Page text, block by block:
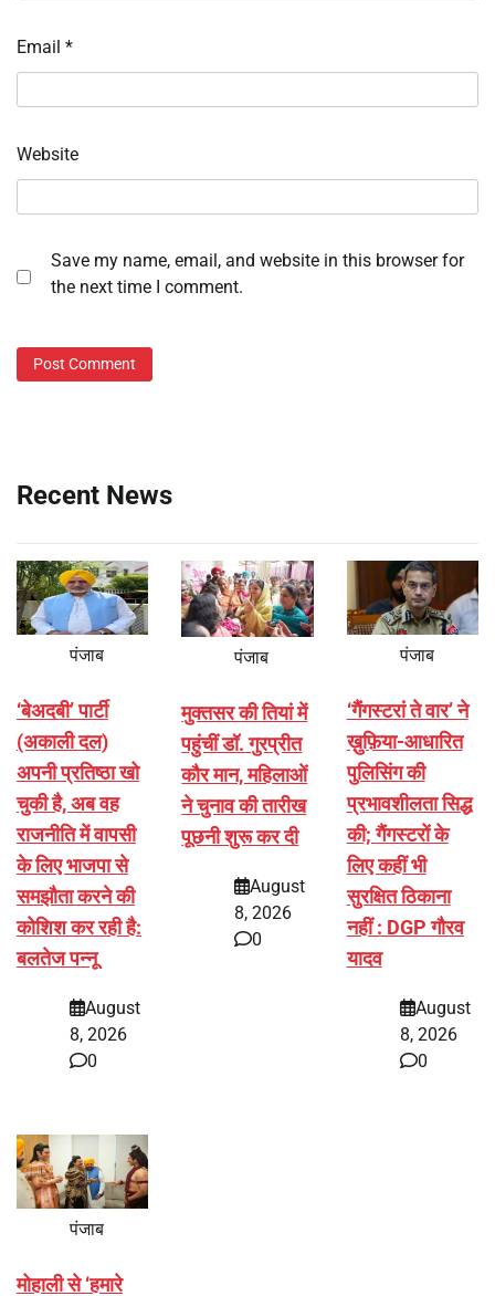
Email *
Website
Save my name, email, and website in this browser for
the next time I comment.
Recent News
पंजाब
‘बेअदबी’ पार्टी
(अकाली दल)
अपनी प्रतिष्ठा खो
चुकी है, अब वह
राजनीति में वापसी
के लिए भाजपा से
समझौता करने की
कोशिश कर रही है:
बलतेज पन्नू
August
8, 2026
0
पंजाब
मुक्तसर की तियां में
पहुंचीं डॉ. गुरप्रीत
कौर मान, महिलाओं
ने चुनाव की तारीख
पूछनी शुरू कर दी
August
8, 2026
0
पंजाब
‘गैंगस्टरां ते वार’ ने
ख़ुफ़िया-आधारित
पुलिसिंग की
प्रभावशीलता सिद्ध
की; गैंगस्टरों के
लिए कहीं भी
सुरक्षित ठिकाना
नहीं : DGP गौरव
यादव
August
8, 2026
0
पंजाब
मोहाली से ‘हमारे